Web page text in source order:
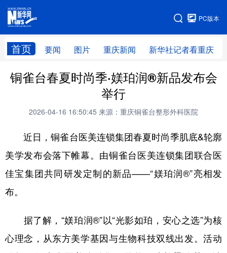
PC版本
首页 要闻 图片 重庆新闻 新华社记者看重庆
网站地图
铜雀台春夏时尚季·媄珀润®新品发布会
举行
2026-04-16 16:50:45 来源：重庆铜雀台整形外科医院
近日，铜雀台医美连锁集团春夏时尚季肌底&轮廓
美学发布会落下帷幕。由铜雀台医美连锁集团联合医
佳宝集团共同研发定制的新品——“媄珀润®”亮相发
布。
据了解，“媄珀润®”以“光影如珀，安心之选”为核
心理念，从东方美学基因与生物科技双线出发。活动